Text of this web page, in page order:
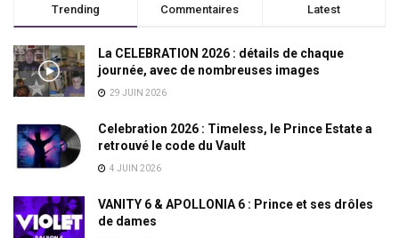
Trending Commentaires Latest
La CELEBRATION 2026 : détails de chaque
journée, avec de nombreuses images
29 JUIN 2026
Celebration 2026 : Timeless, le Prince Estate a
retrouvé le code du Vault
4 JUIN 2026
VANITY 6 & APOLLONIA 6 : Prince et ses drôles
de dames